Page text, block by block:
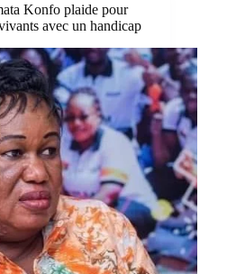
Konfo plaide pour
avec un handicap